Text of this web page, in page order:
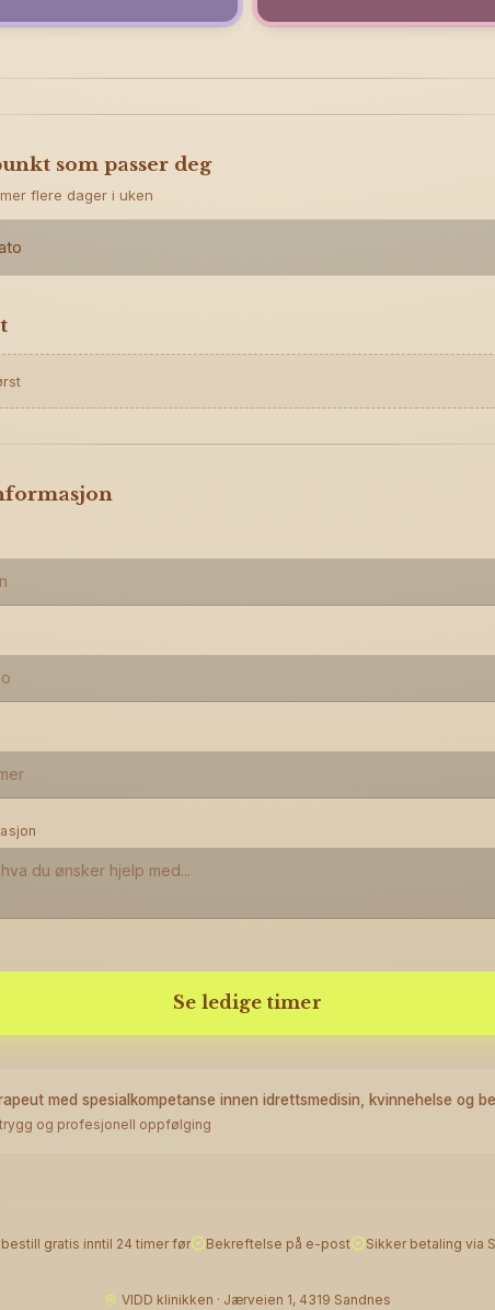
som passer deg
flere dager i uken
Se ledige timer
med spesialkompetanse innen idrettsmedisin, kvinnehelse og
og profesjonell oppfølging
gratis inntil 24 timer før Bekreftelse på e-post Sikker betaling via
VIDD klinikken · Jærveien 1, 4319 Sandnes